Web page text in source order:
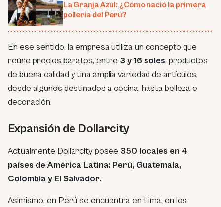
La Granja Azul: ¿Cómo nació la primera
pollería del Perú?
En ese sentido, la empresa utiliza un concepto que
reúne precios baratos, entre 3 y 16 soles, productos
de buena calidad y una amplia variedad de artículos,
desde algunos destinados a cocina, hasta belleza o
decoración.
Expansión de Dollarcity
Actualmente Dollarcity posee 350 locales en 4
países de América Latina: Perú, Guatemala,
Colombia y El Salvador.
Asimismo, en Perú se encuentra en Lima, en los